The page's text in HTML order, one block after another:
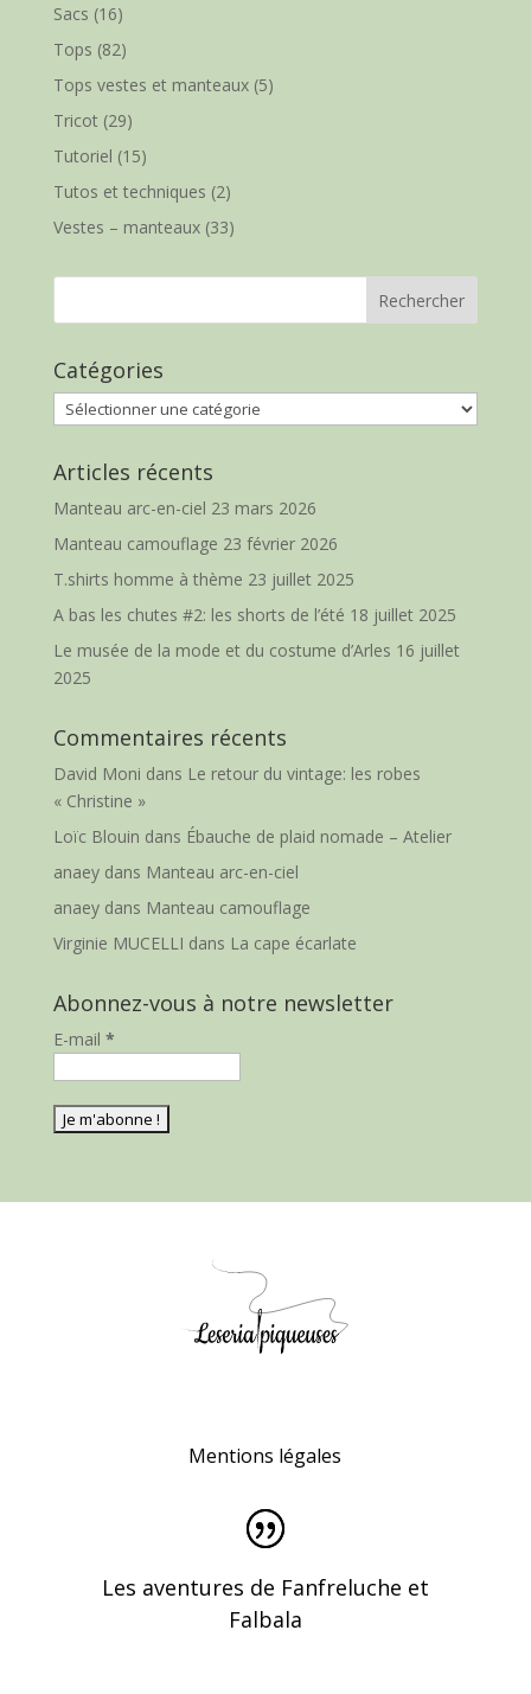
Sacs (16)
Tops (82)
Tops vestes et manteaux(5)
Tricot(29)
Tutoriel (15)
Tutos et techniques (2)
Vestes – manteaux(33)
Catégories
Catégories
Articles récents
Manteau arc-en-ciel 23 mars 2026
Manteau camouflage 23 février 2026
T.shirts homme à thème 23 juillet 2025
A bas les chutes #2: les shorts de l’été 18 juillet 2025
Le musée de la mode et du costume d’Arles 16 juillet
2025
Commentaires récents
David Moni dans Le retour du vintage: les robes
« Christine »
Loïc Blouin dans Ébauche de plaid nomade – Atelier
anaeydans Manteau arc-en-ciel
anaeydans Manteau camouflage
Virginie MUCELLI dans La cape écarlate
Abonnez-vous à notre newsletter
E-mail *
Mentions légales
Les aventures de Fanfreluche et
Falbala